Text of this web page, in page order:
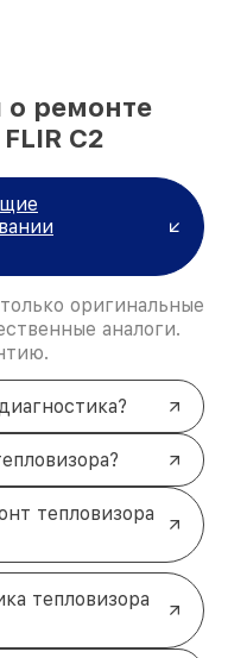
о ремонте
C2
оригинальные
аналоги.
тепловизора
тепловизора